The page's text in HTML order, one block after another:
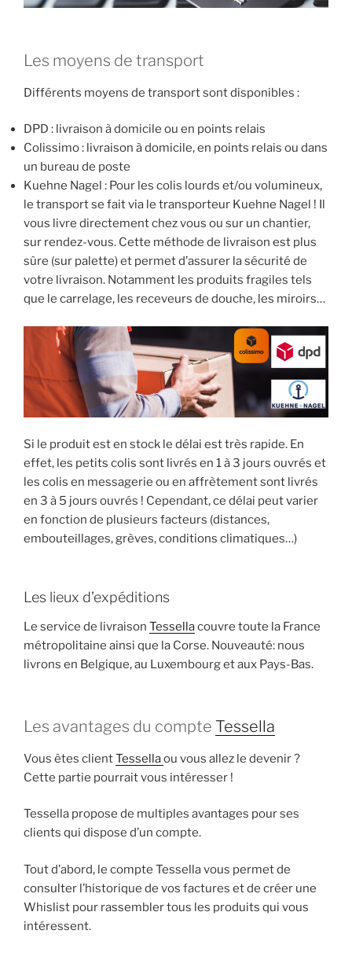
Les moyens de transport
Différents moyens de transport sont disponibles :
DPD : livraison à domicile ou en points relais
Colissimo : livraison à domicile, en points relais ou dans
un bureau de poste
Kuehne Nagel : Pour les colis lourds et/ou volumineux,
le transport se fait via le transporteur Kuehne Nagel ! Il
vous livre directement chez vous ou sur un chantier,
sur rendez-vous. Cette méthode de livraison est plus
sûre (sur palette) et permet d’assurer la sécurité de
votre livraison. Notamment les produits fragiles tels
que le carrelage, les receveurs de douche, les miroirs…
Si le produit est en stock le délai est très rapide. En
effet, les petits colis sont livrés en 1 à 3 jours ouvrés et
les colis en messagerie ou en affrètement sont livrés
en 3 à 5 jours ouvrés ! Cependant, ce délai peut varier
en fonction de plusieurs facteurs (distances,
embouteillages, grèves, conditions climatiques…)
Les lieux d’expéditions
Le service de livraison Tessellacouvre toute la France
métropolitaine ainsi que la Corse. Nouveauté: nous
livrons en Belgique, au Luxembourg et aux Pays-Bas.
Les avantages du compte Tessella
Vous êtes clientTessellaou vous allez le devenir ?
Cette partie pourrait vous intéresser !
Tessella propose de multiples avantages pour ses
clients qui dispose d’un compte.
Tout d’abord, le compte Tessella vous permet de
consulter l’historique de vos factures et de créer une
Whislist pour rassembler tous les produits qui vous
intéressent.